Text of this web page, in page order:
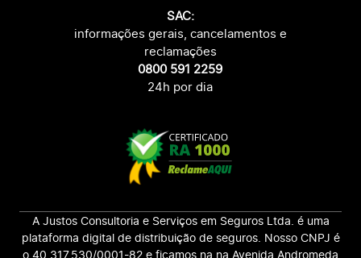
SAC:
informações gerais, cancelamentos e
reclamações
0800 591 2259
24h por dia
A Justos Consultoria e Serviços em Seguros Ltda. é uma
plataforma digital de distribuição de seguros. Nosso CNPJ é
o 40.317.530/0001-82 e ficamos na na Avenida Andromeda